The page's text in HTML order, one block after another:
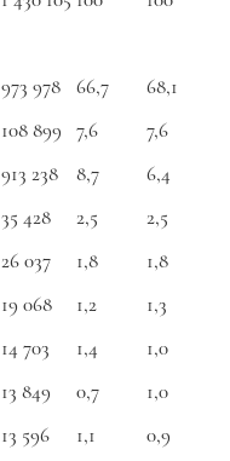
973 978 66,7
68,1
108 899 7,6
7,6
913 238 8,7
6,4
35 428 2,5
2,5
26 037 1,8
1,8
19 068 1,2
1,3
14 703 1,4
1,0
13 849 0,7
1,0
13 596 1,1
0,9